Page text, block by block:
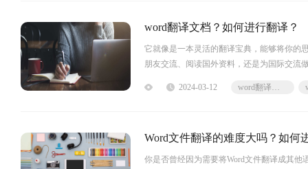
word翻译文档？如何进行翻译？
它就像是一本灵活的翻译宝典，能够将你的
朋友交流、阅读国外资料，还是为国际交流
产品是一款
2024-03-12 word翻译文档
Word文件翻译的难度大吗？如何
你是否曾经因为需要将Word文件翻译成其